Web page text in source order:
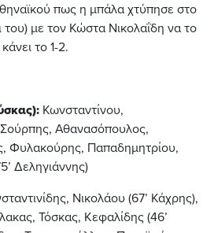
πως η μπάλα χτύπησε στο
του) με τον Κώστα Νικολαΐδη να το
το 1-2.
Κωνσταντίνου,
Αθανασόπουλος,
Φυλακούρης, Παπαδημητρίου,
Δεληγιάννης)
Νικολάου (67’ Κάχρης),
Τόσκας, Κεφαλίδης (46’